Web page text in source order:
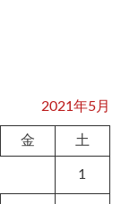
2021年5月
金 土
1